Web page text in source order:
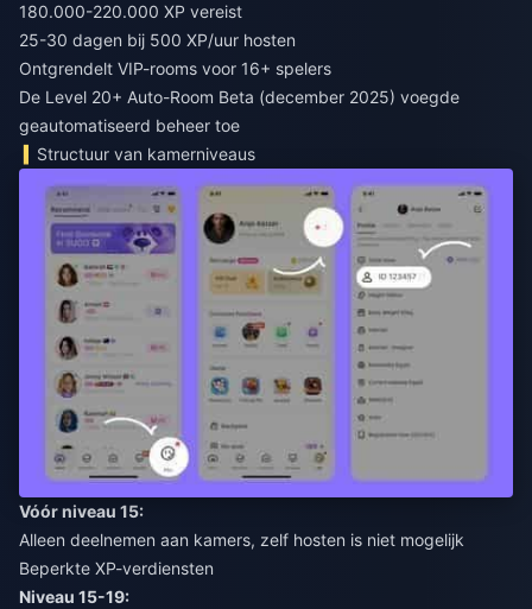
180.000-220.000 XP vereist
25-30 dagen bij 500 XP/uur hosten
Ontgrendelt VIP-rooms voor 16+ spelers
De Level 20+ Auto-Room Beta (december 2025) voegde
geautomatiseerd beheer toe
Structuur van kamerniveaus
Vóór niveau 15:
Alleen deelnemen aan kamers, zelf hosten is niet mogelijk
Beperkte XP-verdiensten
Niveau 15-19: